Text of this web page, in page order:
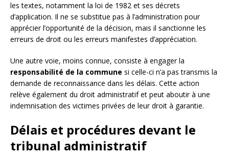
les textes, notamment la loi de 1982 et ses décrets
d’application. Il ne se substitue pas à l’administration pour
apprécier l’opportunité de la décision, mais il sanctionne les
erreurs de droit ou les erreurs manifestes d’appréciation.
Une autre voie, moins connue, consiste à engager la
responsabilité de la commune si celle-ci n’a pas transmis la
demande de reconnaissance dans les délais. Cette action
relève également du droit administratif et peut aboutir à une
indemnisation des victimes privées de leur droit à garantie.
Délais et procédures devant le
tribunal administratif